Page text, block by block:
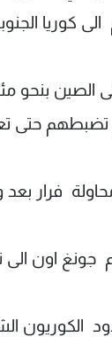
كوري شمالي من بلدهم
الصين بنحو
تضبطهم حتى
فرار بعد
جونغ اون الى